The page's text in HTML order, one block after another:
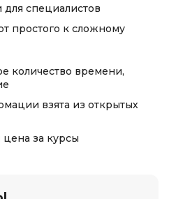
для специалистов
простого к сложному
количество времени,
взята из открытых
за курсы